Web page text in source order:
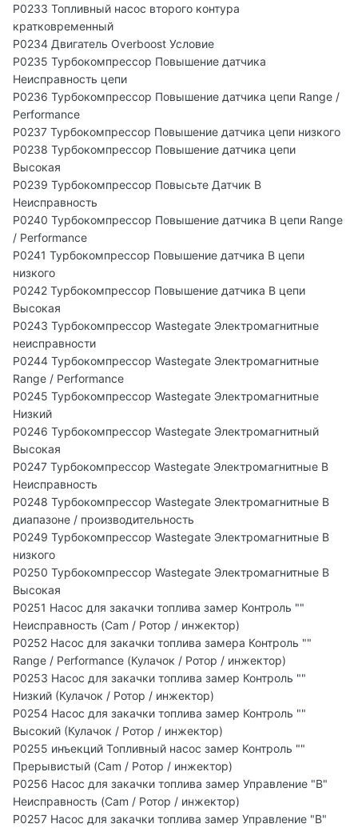
P0233 Топливный насос второго контура
кратковременный
P0234 Двигатель Overboost Условие
P0235 Турбокомпрессор Повышение датчика
Неисправность цепи
P0236 Турбокомпрессор Повышение датчика цепи Range /
Performance
P0237 Турбокомпрессор Повышение датчика цепи низкого
P0238 Турбокомпрессор Повышение датчика цепи
Высокая
P0239 Турбокомпрессор Повысьте Датчик B
Неисправность
P0240 Турбокомпрессор Повышение датчика B цепи Range
/ Performance
P0241 Турбокомпрессор Повышение датчика B цепи
низкого
P0242 Турбокомпрессор Повышение датчика B цепи
Высокая
P0243 Турбокомпрессор Wastegate Электромагнитные
неисправности
P0244 Турбокомпрессор Wastegate Электромагнитные
Range / Performance
P0245 Турбокомпрессор Wastegate Электромагнитные
Низкий
P0246 Турбокомпрессор Wastegate Электромагнитный
Высокая
P0247 Турбокомпрессор Wastegate Электромагнитные B
Неисправность
P0248 Турбокомпрессор Wastegate Электромагнитные В
диапазоне / производительность
P0249 Турбокомпрессор Wastegate Электромагнитные B
низкого
P0250 Турбокомпрессор Wastegate Электромагнитные B
Высокая
P0251 Насос для закачки топлива замер Контроль ""
Неисправность (Cam / Ротор / инжектор)
P0252 Насос для закачки топлива замера Контроль ""
Range / Performance (Кулачок / Ротор / инжектор)
P0253 Насос для закачки топлива замер Контроль ""
Низкий (Кулачок / Ротор / инжектор)
P0254 Насос для закачки топлива замер Контроль ""
Высокий (Кулачок / Ротор / инжектор)
P0255 инъекций Топливный насос замер Контроль ""
Прерывистый (Cam / Ротор / инжектор)
P0256 Насос для закачки топлива замер Управление "В"
Неисправность (Cam / Ротор / инжектор)
P0257 Насос для закачки топлива замер Управление "В"